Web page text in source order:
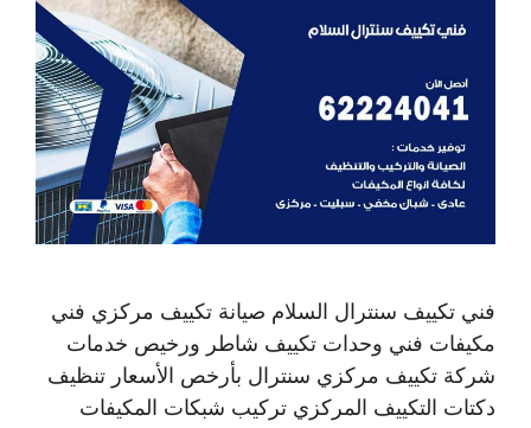
فني تكييف سنترال السلام صيانة تكييف مركزي فني
مكيفات فني وحدات تكييف شاطر ورخيص خدمات
شركة تكييف مركزي سنترال بأرخص الأسعار تنظيف
دكتات التكييف المركزي تركيب شبكات المكيفات